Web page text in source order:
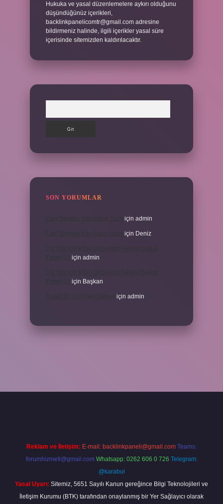
Hukuka ve yasal düzenlemelere aykırı olduğunu
düşündüğünüz içerikleri,
backlinkpanelicomtr@gmail.com adresine
bildirmeniz halinde, ilgili içerikler yasal süre
içerisinde sitemizden kaldırılacaktır.
SON YORUMLAR
için admin
için Deniz
için admin
için Başkan
için admin
Reklam ve İletişim: E-mail: backlinkpaneli@gmail.com Teams:
forumhizmeti@gmail.com Whatsapp: 0262 606 0 726 Telegram:
@karabul
Yasal Uyarı: Sitemiz, 5651 Sayılı Kanun gereğince Bilgi Teknolojileri ve
İletişim Kurumu (BTK) tarafından onaylanmış bir Yer Sağlayıcı olarak